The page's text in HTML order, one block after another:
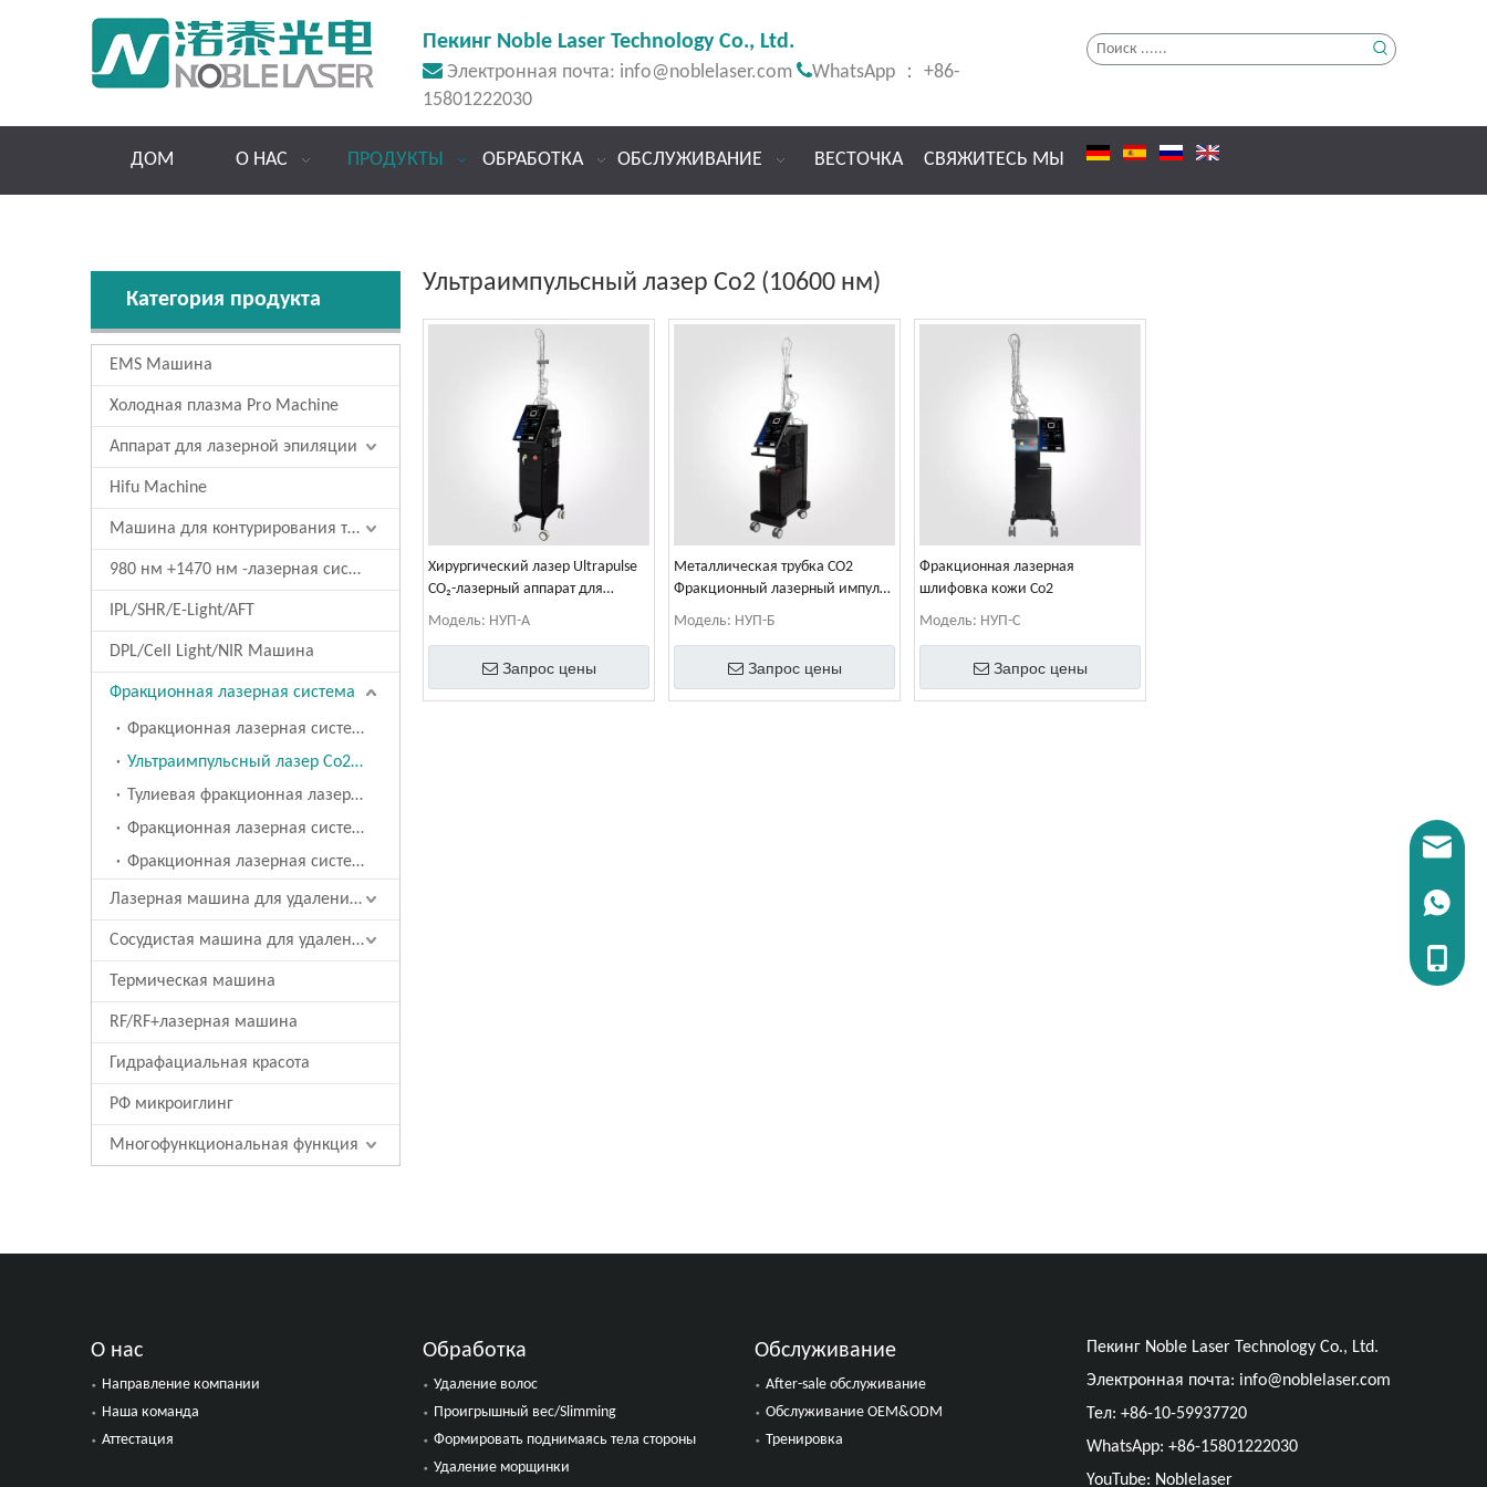
Пекинг Noble Laser Technology Co., Ltd.
 Электронная почта: info@noblelaser.com WhatsApp ： +86-
15801222030
ДОМ О НАС ПРОДУКТЫ ОБРАБОТКА ОБСЛУЖИВАНИЕ ВЕСТОЧКА СВЯЖИТЕСЬ МЫ
Категория продукта
EMS Машина
Холодная плазма Pro Machine
Аппарат для лазерной эпиляции
Hifu Machine
Машина для контурирования тела/похудения
980 нм +1470 нм -лазерная система
IPL/SHR/E-Light/AFT
DPL/Cell Light/NIR Машина
Фракционная лазерная система
Фракционная лазерная система Co2 (10600 нм)
Ультраимпульсный лазер Co2 (10600 нм)
Тулиевая фракционная лазерная система 1927 нм
Фракционная лазерная система на эрбиевом стекле, 1550 нм
Фракционная лазерная система с двумя длинами волн 1550 нм + 1927 нм
Лазерная машина для удаления татуировки
Сосудистая машина для удаления
Термическая машина
RF/RF+лазерная машина
Гидрафациальная красота
РФ микроиглинг
Многофункциональная функция
Ультраимпульсный лазер Co2 (10600 нм)
Хирургический лазер Ultrapulse
CO₂-лазерный аппарат для
омоложения кожи
Модель: НУП-А
Запрос цены
Металлическая трубка CO2
Фракционный лазерный импульс
Ultrapulse CO2 Лазерное
Модель: НУП-Б
Запрос цены
Фракционная лазерная
шлифовка кожи Co2
Модель: НУП-С
Запрос цены
О нас
Направление компании
Наша команда
Аттестация
Обработка
Удаление волос
Проигрышный вес/Slimming
Формировать поднимаясь тела стороны
Удаление морщинки
Обслуживание
After-sale обслуживание
Обслуживание OEM&ODM
Тренировка
Пекинг Noble Laser Technology Co., Ltd.
Электронная почта: info@noblelaser.com
Тел: +86-10-59937720
WhatsApp: +86-15801222030
YouTube: Noblelaser
Тел:+86